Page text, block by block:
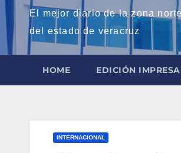
El mejor diario de la zona norte
del estado de veracruz
HOME EDICIÓN
INTERNACIONAL